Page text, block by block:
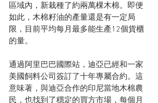
區域內，新栽種了約兩萬棵木棉。即便
如此，木棉籽油的產量還是有一定局
限，目前平均每月最多能生產12個貨櫃
的量。
通過阿里巴巴國際站，迪亞已經和一家
美國飼料公司簽訂了十年專屬合約。這
意味著，與迪亞合作的印尼當地木棉農
民，也找到了穩定的買方市場，每個月